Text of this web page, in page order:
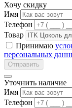
Хочу скидку
Имя
Телефон
Товар
Принимаю
персональных
Отправить
Уточнить наличие
Имя
Телефон